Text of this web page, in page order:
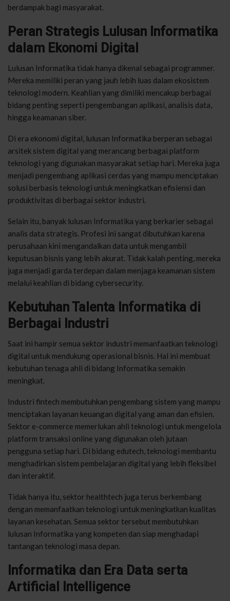
berdampak bagi masyarakat.
Peran Strategis Lulusan Informatika
dalam Ekonomi Digital
Lulusan Informatika tidak hanya dikenal sebagai programmer.
Mereka memiliki peran yang jauh lebih luas dalam ekosistem
teknologi modern. Keahlian yang dimiliki mencakup berbagai
bidang penting seperti pengembangan aplikasi, analisis data,
hingga keamanan siber.
Di era ekonomi digital, lulusan Informatika berperan sebagai
arsitek sistem digital yang merancang berbagai platform
teknologi yang digunakan masyarakat setiap hari. Mereka juga
menjadi pengembang aplikasi cerdas yang mampu menciptakan
solusi berbasis teknologi untuk meningkatkan efisiensi dan
produktivitas di berbagai sektor industri.
Selain itu, banyak lulusan Informatika yang berkarier sebagai
analis data strategis. Profesi ini sangat dibutuhkan karena
perusahaan kini mengandalkan data untuk mengambil
keputusan bisnis yang lebih akurat. Tidak kalah penting, mereka
juga menjadi garda terdepan dalam menjaga keamanan sistem
melalui keahlian di bidang cybersecurity.
Kebutuhan Talenta Informatika di
Berbagai Industri
Saat ini hampir semua sektor industri memanfaatkan teknologi
digital untuk mendukung operasional bisnis. Hal ini membuat
kebutuhan tenaga ahli di bidang Informatika semakin
meningkat.
Industri fintech membutuhkan pengembang sistem yang mampu
menciptakan layanan keuangan digital yang aman dan efisien.
Sektor e-commerce memerlukan ahli teknologi untuk mengelola
platform transaksi online yang digunakan oleh jutaan
pengguna setiap hari. Di bidang edutech, teknologi membantu
menghadirkan sistem pembelajaran digital yang lebih fleksibel
dan interaktif.
Tidak hanya itu, sektor healthtech juga terus berkembang
dengan memanfaatkan teknologi untuk meningkatkan kualitas
layanan kesehatan. Semua sektor tersebut membutuhkan
lulusan Informatika yang kompeten dan siap menghadapi
tantangan teknologi masa depan.
Informatika dan Era Data serta
Artificial Intelligence